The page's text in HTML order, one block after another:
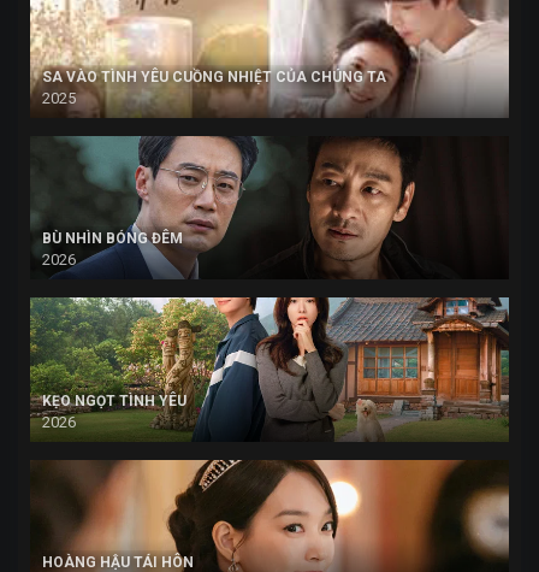
SA VÀO TÌNH YÊU CUỒNG NHIỆT CỦA CHÚNG TA
2025
BÙ NHÌN BÓNG ĐÊM
2026
KẸO NGỌT TÌNH YÊU
2026
HOÀNG HẬU TÁI HÔN